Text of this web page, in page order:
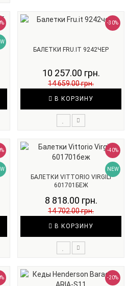
-30%
БАЛЕТКИ FRU.IT 9242ЧЕР
10 257.00 грн.
14 659.00 грн.
В КОРЗИНУ
-40%
NEW
БАЛЕТКИ VITTORIO VIRGILI
601701БЕЖ
8 818.00 грн.
14 702.00 грн.
В КОРЗИНУ
-20%